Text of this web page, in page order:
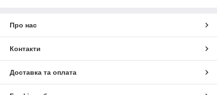
Про нас
Контакти
Доставка та оплата